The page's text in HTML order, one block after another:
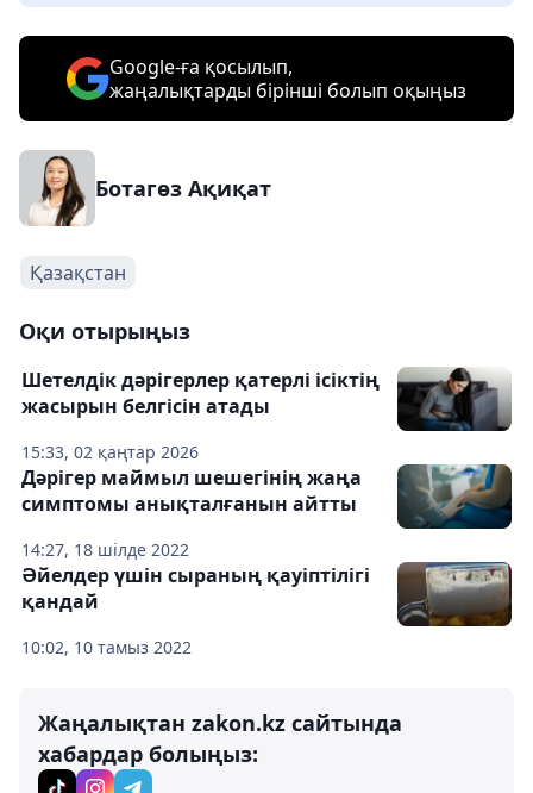
Google-ға қосылып,
жаңалықтарды бірінші болып оқыңыз
Ботагөз Ақиқат
Қазақстан
Оқи отырыңыз
15:33, 02 қаңтар 2026
Шетелдік дәрігерлер қатерлі ісіктің
жасырын белгісін атады
14:27, 18 шілде 2022
Дәрігер маймыл шешегінің жаңа
симптомы анықталғанын айтты
10:02, 10 тамыз 2022
Әйелдер үшін сыраның қауіптілігі
қандай
Жаңалықтан zakon.kz сайтында
хабардар болыңыз: